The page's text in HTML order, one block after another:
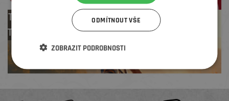
Test centrum
TREK zdarma
ODMÍTNOUT VŠE
ZOBRAZIT PODROBNOSTI